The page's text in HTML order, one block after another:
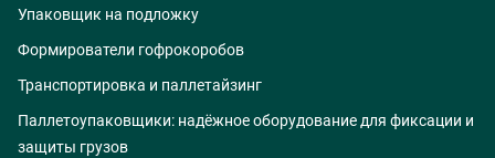
Упаковщик на подложку
Формирователи гофрокоробов
Транспортировка и паллетайзинг
Паллетоупаковщики: надёжное оборудование для фиксации и
защиты грузов